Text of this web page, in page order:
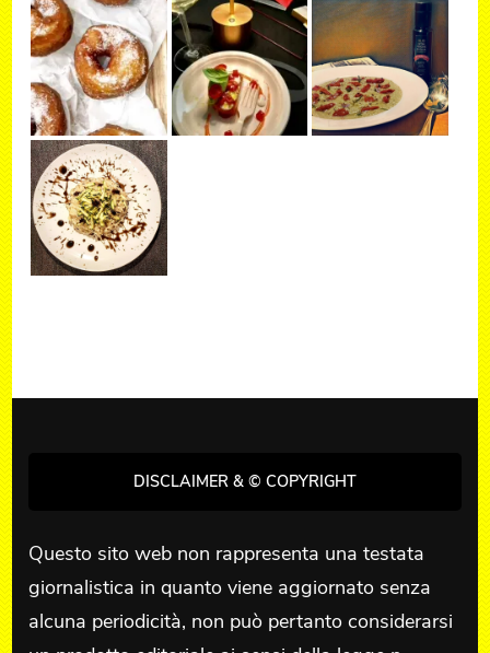
DISCLAIMER & © COPYRIGHT
Questo sito web non rappresenta una testata
giornalistica in quanto viene aggiornato senza
alcuna periodicità, non può pertanto considerarsi